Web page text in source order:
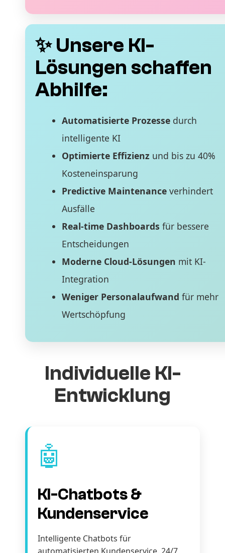
✨ Unsere KI-
Lösungen schaffen
Abhilfe:
Automatisierte Prozessedurch
intelligente KI
Optimierte Effizienz und bis zu 40%
Kosteneinsparung
Predictive Maintenanceverhindert
Ausfälle
Real-time Dashboards für bessere
Entscheidungen
Moderne Cloud-Lösungen mit KI-
Integration
Weniger Personalaufwand für mehr
Wertschöpfung
Individuelle KI-
Entwicklung
🤖
KI-Chatbots &
Kundenservice
Intelligente Chatbots für